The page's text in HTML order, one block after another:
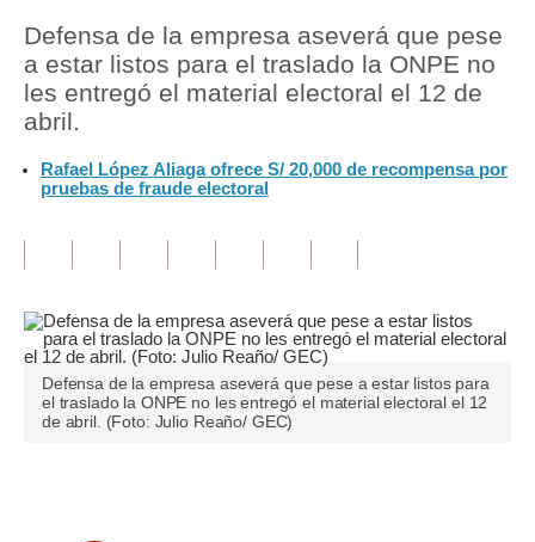
Política
Tu Dinero
Finanzas Personales
Inmobiliarias
Opinión
Editorial
Pregunta de hoy
Blogs
Defensa de la empresa aseverá que pese
a estar listos para el traslado la ONPE no
les entregó el material electoral el 12 de
abril.
Rafael López Aliaga ofrece S/ 20,000 de recompensa por
pruebas de fraude electoral
Defensa de la empresa aseverá que pese a estar listos para
el traslado la ONPE no les entregó el material electoral el 12
de abril. (Foto: Julio Reaño/ GEC)